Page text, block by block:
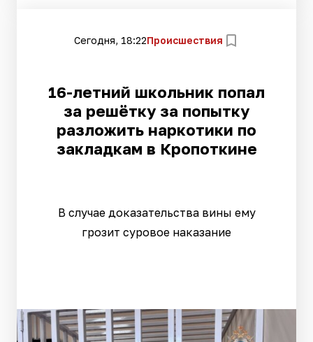
Сегодня, 18:22Происшествия
16-летний школьник попал
за решётку за попытку
разложить наркотики по
закладкам в Кропоткине
В случае доказательства вины ему
грозит суровое наказание